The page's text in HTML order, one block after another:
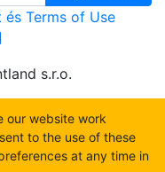
Terms of Use
s.r.o.
our website work
to the use of these
at any time in